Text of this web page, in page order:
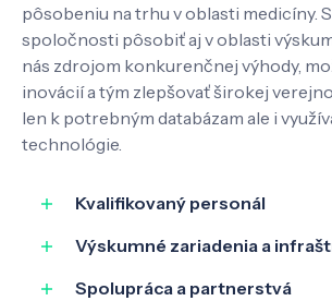
O nás
Kontakt
pôsobeniu na trhu v oblasti medicíny.
spoločnosti pôsobiť aj v oblasti
nás zdrojom konkurenčnej výhody,
inovácií a tým zlepšovať širokej
len k potrebným databázam ale i
technológie.
Kvalifikovaný personál
Výskumné zariadenia a
Spolupráca a partnerstvá